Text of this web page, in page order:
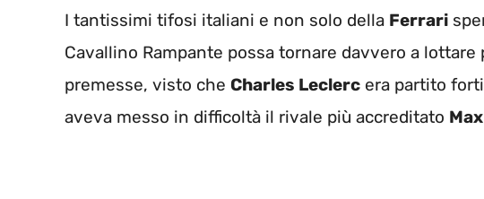
I tantissimi tifosi italiani e non solo della Ferrari
Cavallino Rampante possa tornare davvero a
premesse, visto che Charles Leclerc era partito
aveva messo in difficoltà il rivale più accreditato